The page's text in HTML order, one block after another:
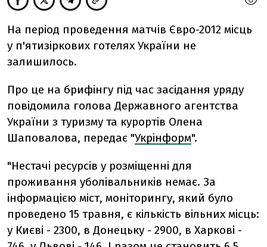
На період проведення матчів Євро-2012 місць
у п'ятизіркових готелях України не
залишилось.
Про це на брифінгу під час засідання уряду
повідомила голова Державного агентства
України з туризму та курортів Олена
Шаповалова, передає "Укрінформ".
"Нестачі ресурсів у розміщенні для
проживання уболівальників немає. За
інформацією міст, моніторингу, який було
проведено 15 травня, є кількість вільних місць:
у Києві - 2300, в Донецьку - 2900, в Харкові -